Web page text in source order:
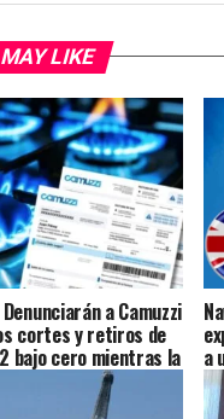
MAY LIKE
a Camuzzi
cortes y retiros de
bajo cero mientras la
por la deuda de
a